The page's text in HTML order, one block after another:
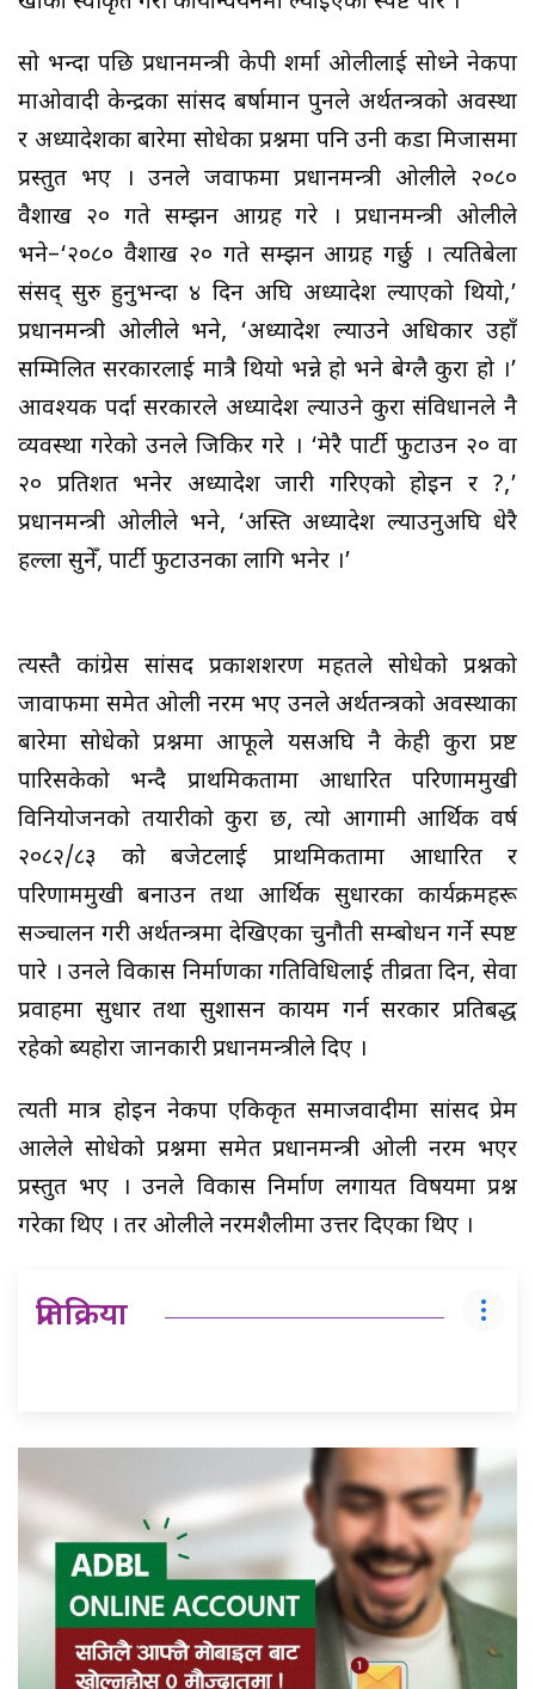
सो भन्दा पछि प्रधानमन्त्री केपी शर्मा ओलीलाई सोध्ने नेकपा
माओवादी केन्द्रका सांसद बर्षामान पुनले अर्थतन्त्रको अवस्था
र अध्यादेशका बारेमा सोधेका प्रश्नमा पनि उनी कडा मिजासमा
प्रस्तुत भए । उनले जवाफमा प्रधानमन्त्री ओलीले २०८०
वैशाख २० गते सम्झन आग्रह गरे । प्रधानमन्त्री ओलीले
भने–‘२०८० वैशाख २० गते सम्झन आग्रह गर्छु । त्यतिबेला
संसद् सुरु हुनुभन्दा ४ दिन अघि अध्यादेश ल्याएको थियो,’
प्रधानमन्त्री ओलीले भने, ‘अध्यादेश ल्याउने अधिकार उहाँ
सम्मिलित सरकारलाई मात्रै थियो भन्ने हो भने बेग्लै कुरा हो ।’
आवश्यक पर्दा सरकारले अध्यादेश ल्याउने कुरा संविधानले नै
व्यवस्था गरेको उनले जिकिर गरे । ‘मेरै पार्टी फुटाउन २० वा
२० प्रतिशत भनेर अध्यादेश जारी गरिएको होइन र ?,’
प्रधानमन्त्री ओलीले भने, ‘अस्ति अध्यादेश ल्याउनुअघि धेरै
हल्ला सुनेँ, पार्टी फुटाउनका लागि भनेर ।’
त्यस्तै कांग्रेस सांसद प्रकाशशरण महतले सोधेको प्रश्नको
जावाफमा समेत ओली नरम भए उनले अर्थतन्त्रको अवस्थाका
बारेमा सोधेको प्रश्नमा आफूले यसअघि नै केही कुरा प्रष्ट
पारिसकेको भन्दै प्राथमिकतामा आधारित परिणाममुखी
विनियोजनको तयारीको कुरा छ, त्यो आगामी आर्थिक वर्ष
२०८२/८३ को बजेटलाई प्राथमिकतामा आधारित र
परिणाममुखी बनाउन तथा आर्थिक सुधारका कार्यक्रमहरू
सञ्चालन गरी अर्थतन्त्रमा देखिएका चुनौती सम्बोधन गर्ने स्पष्ट
पारे । उनले विकास निर्माणका गतिविधिलाई तीव्रता दिन, सेवा
प्रवाहमा सुधार तथा सुशासन कायम गर्न सरकार प्रतिबद्ध
रहेको ब्यहोरा जानकारी प्रधानमन्त्रीले दिए ।
त्यती मात्र होइन नेकपा एकिकृत समाजवादीमा सांसद प्रेम
आलेले सोधेको प्रश्नमा समेत प्रधानमन्त्री ओली नरम भएर
प्रस्तुत भए । उनले विकास निर्माण लगायत विषयमा प्रश्न
गरेका थिए । तर ओलीले नरमशैलीमा उत्तर दिएका थिए ।
प्रतिक्रिया